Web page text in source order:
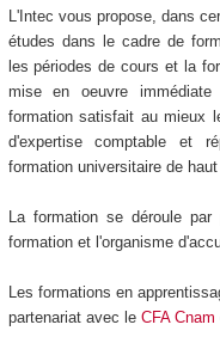
L'Intec vous propose, dans
études dans le cadre de
les périodes de cours et la
mise en oeuvre
formation satisfait au mieux
d'expertise comptable et
formation universitaire de
La formation se déroule
formation et l'organisme
Les formations en
partenariat avec le CFA Cnam